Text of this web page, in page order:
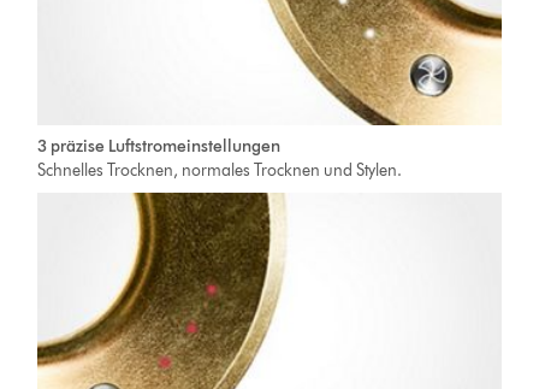
3 präzise Luftstromeinstellungen
Schnelles Trocknen, normales Trocknen und Stylen.